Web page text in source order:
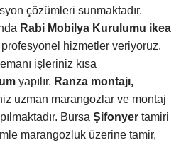
çözümleri sunmaktadır.
Rabi Mobilya Kurulumu ikea
hizmetler veriyoruz.
işleriniz kısa
yapılır. Ranza montajı,
uzman marangozlar ve montaj
Bursa Şifonyer tamiri
marangozluk üzerine tamir,